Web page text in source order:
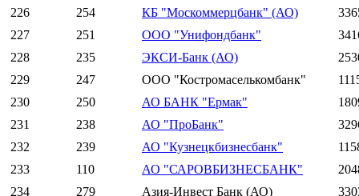
226
254 КБ "Москоммерцбанк" (АО)
227
251 ООО "Унифондбанк"
228
235 ЭКСИ-Банк (АО)
229
247 ООО "Костромаселькомбанк"
230
250 АО БАНК "Ермак"
231
238 АО "ПроБанк"
232
239 АО "Кузнецкбизнесбанк"
233
110 АО "САРОВБИЗНЕСБАНК"
234
279 Азия-Инвест Банк (АО)